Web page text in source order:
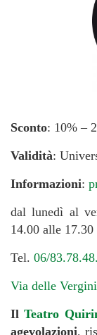
Sconto: 10% –
Validità:
Informazioni:
dal lunedì al
14.00 alle 17.30
Tel. 06/
Via delle
IlTeatro
agevolazioni,